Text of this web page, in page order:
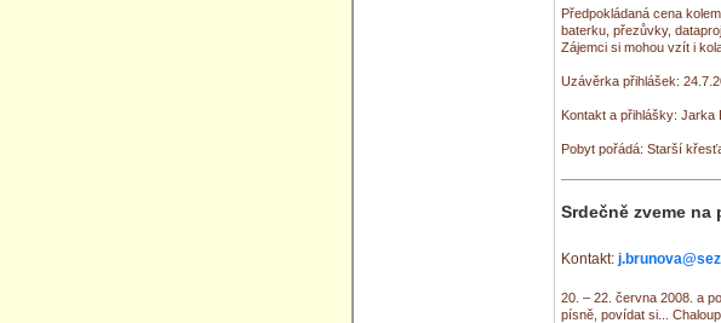
Předpokládaná cena
baterku, přezůvky,
Zájemci si mohou vzít i
Uzávěrka přihlášek:
Kontakt a přihlášky: Jarka
Pobyt pořádá: Starší
Srdečně zveme
Kontakt:
20. – 22. června 2008. a
písně, povídat si...